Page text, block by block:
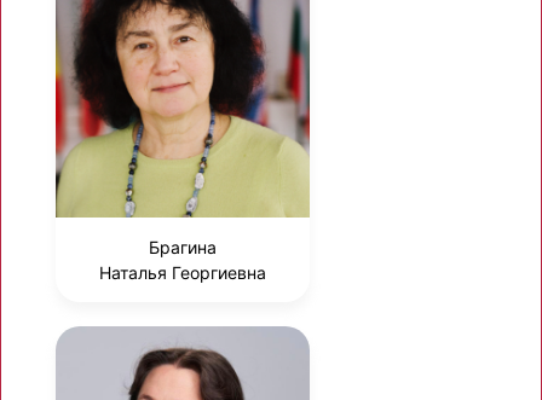
Брагина
Наталья Георгиевна